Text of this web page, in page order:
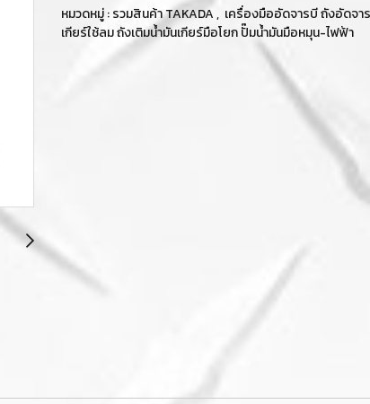
หมวดหมู่ :รวมสินค้า TAKADA, เครื่องมืออัดจารบี ถังอัดจา
เกียร์ใช้ลม ถังเติมน้ำมันเกียร์มือโยก ปั๊มน้ำมันมือหมุน-ไฟฟ้า